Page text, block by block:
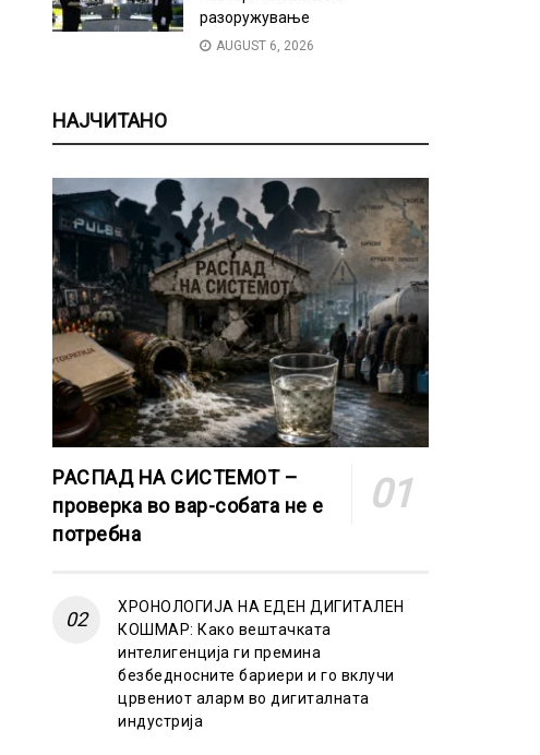
разоружување
AUGUST 6, 2026
НАЈЧИТАНО
РАСПАД НА СИСТЕМОТ –
проверка во вар-собата не е
потребна
ХРОНОЛОГИЈА НА ЕДЕН ДИГИТАЛЕН
КОШМАР: Како вештачката
интелигенција ги премина
безбедносните бариери и го вклучи
црвениот аларм во дигиталната
индустрија